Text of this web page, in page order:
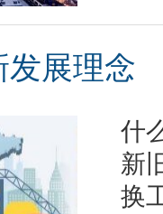
发展理念
什
新
换